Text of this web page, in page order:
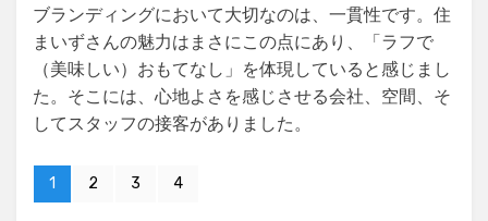
ブランディングにおいて大切なのは、一貫性です。住
まいずさんの魅力はまさにこの点にあり、「ラフで
（美味しい）おもてなし」を体現していると感じまし
た。そこには、心地よさを感じさせる会社、空間、そ
してスタッフの接客がありました。
1 2 3 4